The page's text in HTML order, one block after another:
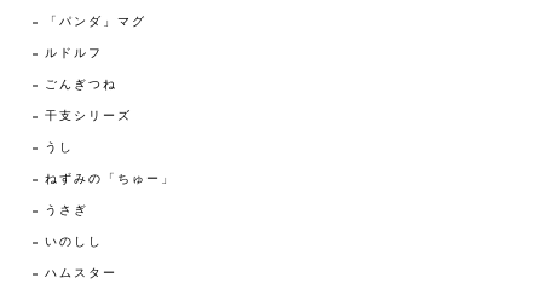
「パンダ」マグ
ルドルフ
ごんぎつね
干支シリーズ
うし
ねずみの「ちゅー」
うさぎ
いのしし
ハムスター